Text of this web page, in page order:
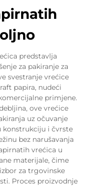
predstavlja
za pakiranje za
svestranje vrećice
papira, nudeći
primjene.
ove vrećice
uz očuvanje
konstrukciju i čvrste
bez narušavanja
vrećica u
materijale, čime
za trgovinske
Proces proizvodnje